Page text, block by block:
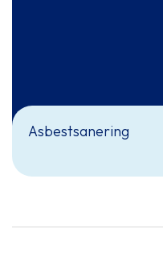
Asbestsanering